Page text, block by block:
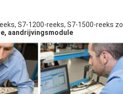
S7-1200-reeks, S7-1500-reeks zo.
aandrijvingsmodule